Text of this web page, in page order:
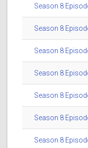
Season 8
Season 8
Season 8
Season 8
Season 8
Season 8
Season 8